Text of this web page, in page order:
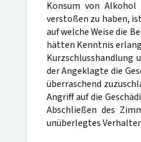
Konsum von Alkohol
verstoßen zu haben,
auf welche Weise die
hätten Kenntnis
Kurzschlusshandlung
der Angeklagte die
überraschend
Angriff auf die
Abschließen des
unüberlegtes